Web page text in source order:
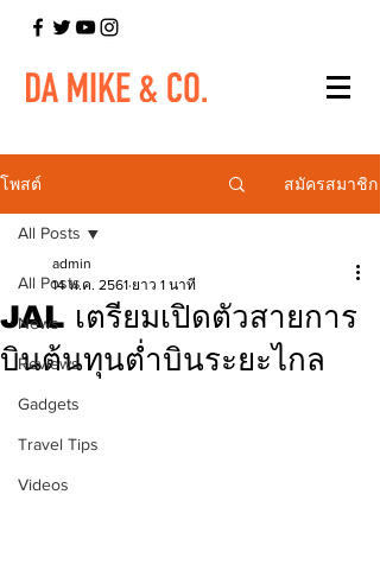
โพสต์ สมัครสมาชิก
All Posts
News
Reviews
Gadgets
Travel Tips
Videos
All Posts
JAL เตรียมเปิดตัวสายการ
บินต้นทุนต่ำบินระยะไกล
admin
14 พ.ค. 2561 ยาว 1 นาที